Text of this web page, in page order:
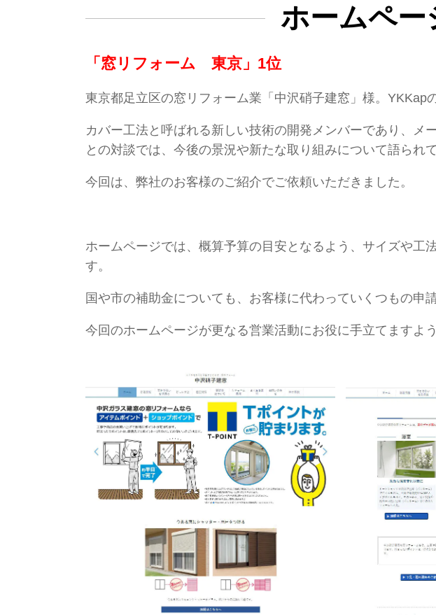
ホームペー
「窓リフォーム 東京」1位
東京都足立区の窓リフォーム業「中沢硝子建窓」様。YKKap
カバー工法と呼ばれる新しい技術の開発メンバーであり、
との対談では、今後の景況や新たな取り組みについて語られて
今回は、弊社のお客様のご紹介でご依頼いただきました。
ホームページでは、概算予算の目安となるよう、サイズや
す。
国や市の補助金についても、お客様に代わっていくつもの申
今回のホームページが更なる営業活動にお役に手立てますよ